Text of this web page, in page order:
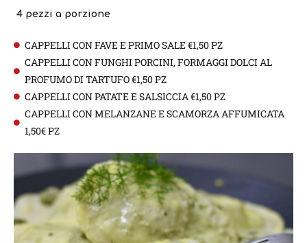
4 pezzi a porzione
CAPPELLI CON FAVE E PRIMO SALE €1,50 PZ
CAPPELLI CON FUNGHI PORCINI, FORMAGGI DOLCI AL
PROFUMO DI TARTUFO €1,50 PZ
CAPPELLI CON PATATE E SALSICCIA €1,50 PZ
CAPPELLI CON MELANZANE E SCAMORZA AFFUMICATA
1,50€ PZ